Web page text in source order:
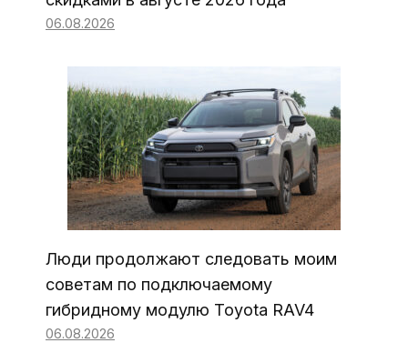
06.08.2026
Люди продолжают следовать моим
советам по подключаемому
гибридному модулю Toyota RAV4
06.08.2026